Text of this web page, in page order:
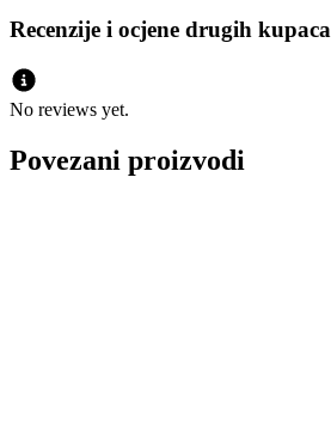
Recenzije i ocjene drugih kupaca
No reviews yet.
Povezani proizvodi